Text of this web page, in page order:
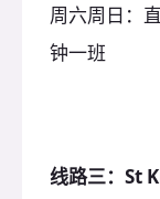
周六周日：
钟一班
线路三：St